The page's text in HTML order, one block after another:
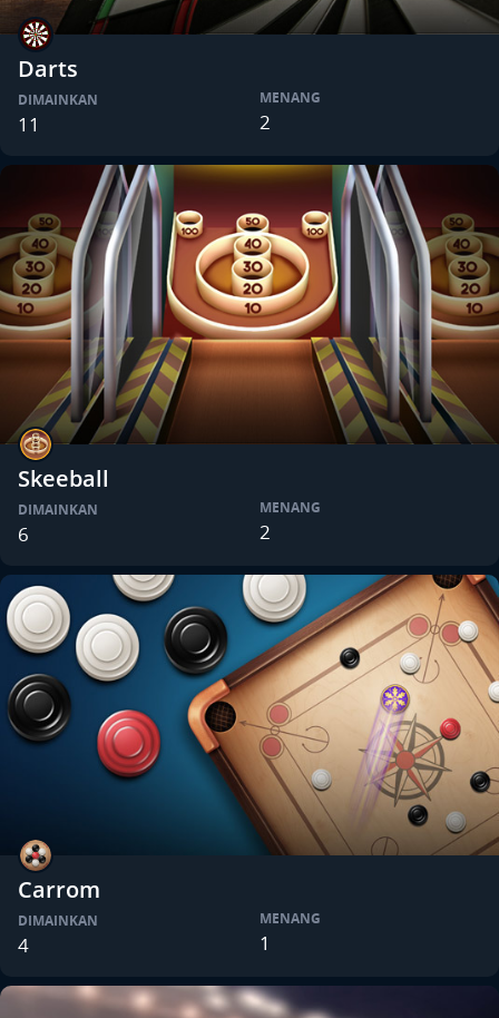
Darts
DIMAINKAN
11
MENANG
2
Skeeball
DIMAINKAN
6
MENANG
2
Carrom
DIMAINKAN
4
MENANG
1